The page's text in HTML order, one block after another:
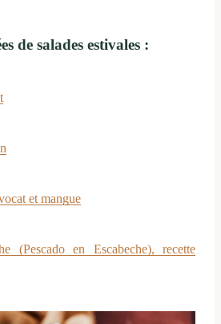
de salades estivales :
et mangue
(Pescado en Escabeche), recette